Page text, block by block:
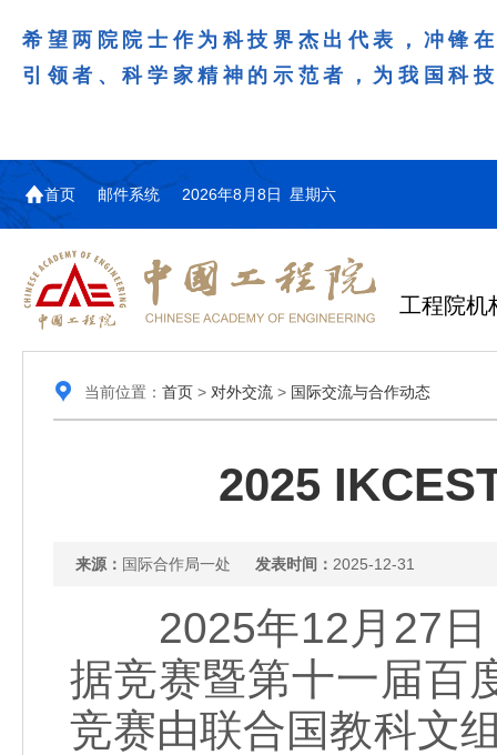
希望两院院士作为科技界杰出代表，冲锋
引领者、科学家精神的示范者，为我国科
首页 邮件系统 2026年8月8日 星期六
工程院机
当前位置： 首页> 对外交流> 国际交流与合作动态
2025
来源： 国际合作局一处 发表时间： 2025-12-31
2025年12月27日
据竞赛暨第十一届百
竞赛由联合国教科文